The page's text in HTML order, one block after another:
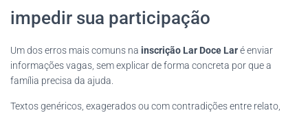
impedir sua participação
Um dos erros mais comuns na inscrição Lar Doce Laré enviar
informações vagas, sem explicar de forma concreta por que a
família precisa da ajuda.
Textos genéricos, exagerados ou com contradições entre relato,